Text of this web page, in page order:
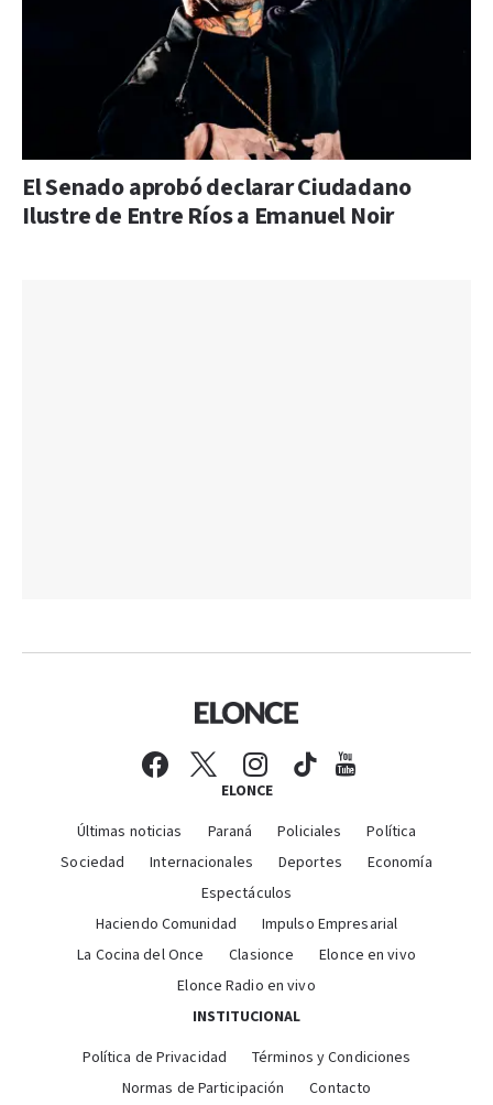
El Senado aprobó declarar Ciudadano
Ilustre de Entre Ríos a Emanuel Noir
ELONCE
Últimas noticias Paraná Policiales
Política
Sociedad
Internacionales Deportes
Economía
Espectáculos
Haciendo Comunidad
Impulso Empresarial
La Cocina del Once
Clasionce
Elonce en vivo
Elonce Radio en vivo
INSTITUCIONAL
Política de Privacidad
Términos y Condiciones
Normas de Participación
Contacto